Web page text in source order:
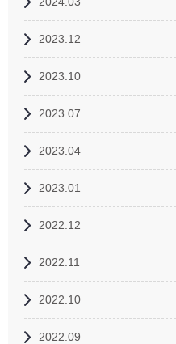
2023.12
2023.10
2023.07
2023.04
2023.01
2022.12
2022.11
2022.10
2022.09